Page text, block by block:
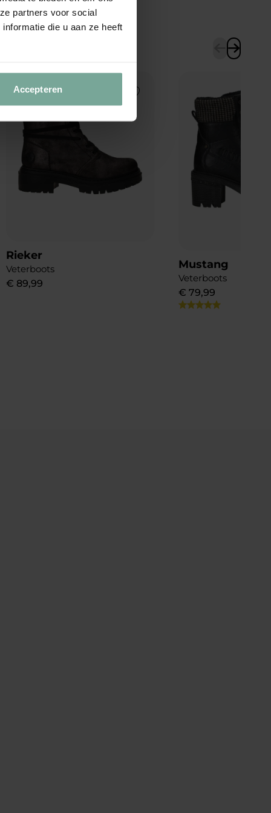
partners voor social
die u aan ze heeft
Accepteren Add to Wishlist
Rieker
Veterboots
€ 89,99
Mustang
Veterboots
€ 79,99